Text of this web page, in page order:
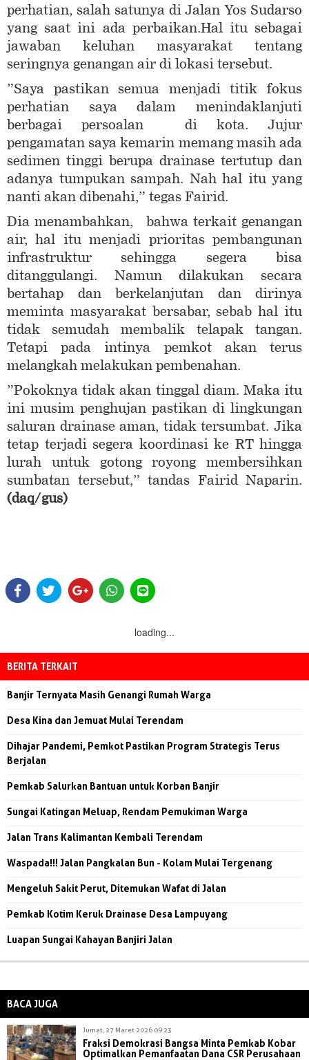
perhatian, salah satunya di Jalan Yos Sudarso
yang saat ini ada perbaikan.Hal itu sebagai
jawaban keluhan masyarakat tentang
seringnya genangan air di lokasi tersebut.
”Saya pastikan semua menjadi titik fokus
perhatian saya dalam menindaklanjuti
berbagai persoalan di kota. Jujur
pengamatan saya kemarin memang masih ada
sedimen tinggi berupa drainase tertutup dan
adanya tumpukan sampah. Nah hal itu yang
nanti akan dibenahi,” tegas Fairid.
Dia menambahkan, bahwa terkait genangan
air, hal itu menjadi prioritas pembangunan
infrastruktur sehingga segera bisa
ditanggulangi. Namun dilakukan secara
bertahap dan berkelanjutan dan dirinya
meminta masyarakat bersabar, sebab hal itu
tidak semudah membalik telapak tangan.
Tetapi pada intinya pemkot akan terus
melangkah melakukan pembenahan.
”Pokoknya tidak akan tinggal diam. Maka itu
ini musim penghujan pastikan di lingkungan
saluran drainase aman, tidak tersumbat. Jika
tetap terjadi segera koordinasi ke RT hingga
lurah untuk gotong royong membersihkan
sumbatan tersebut,” tandas Fairid Naparin.
(daq/gus)
loading...
BERITA TERKAIT
Banjir Ternyata Masih Genangi Rumah Warga
Desa Kina dan Jemuat Mulai Terendam
Dihajar Pandemi, Pemkot Pastikan Program Strategis Terus
Berjalan
Pemkab Salurkan Bantuan untuk Korban Banjir
Sungai Katingan Meluap, Rendam Pemukiman Warga
Jalan Trans Kalimantan Kembali Terendam
Waspada!!! Jalan Pangkalan Bun - Kolam Mulai Tergenang
Mengeluh Sakit Perut, Ditemukan Wafat di Jalan
Pemkab Kotim Keruk Drainase Desa Lampuyang
Luapan Sungai Kahayan Banjiri Jalan
BACA JUGA
Jumat, 27 Maret 2026 09:23
Fraksi Demokrasi Bangsa Minta Pemkab Kobar
Optimalkan Pemanfaatan Dana CSR Perusahaan